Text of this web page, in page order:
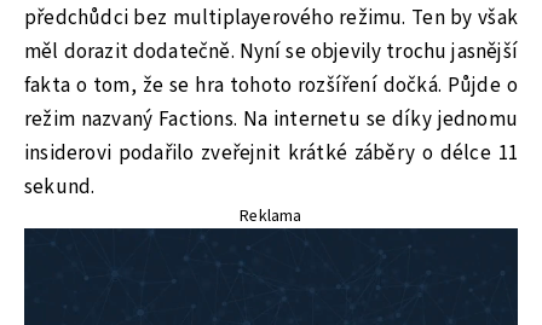
předchůdci bez multiplayerového režimu. Ten by však
měl dorazit dodatečně. Nyní se objevily trochu jasnější
fakta o tom, že se hra tohoto rozšíření dočká. Půjde o
režim nazvaný Factions. Na internetu se díky jednomu
insiderovi podařilo zveřejnit krátké záběry o délce 11
sekund.
Reklama